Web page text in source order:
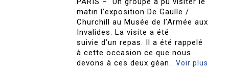
matin l’exposition De Gaulle /
Churchill au Musée de l’Armée aux
Invalides. La visite a été
suivie d’un repas. Il a été rappelé
à cette occasion ce que nous
devons à ces deux géan..Voir plus